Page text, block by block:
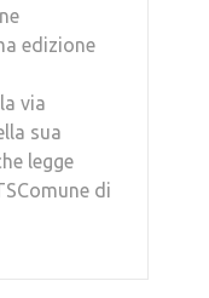
edizione
via
sua
legge
di